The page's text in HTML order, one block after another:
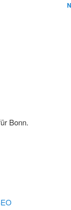
Bonn.